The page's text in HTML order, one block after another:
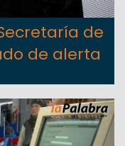
de
de alerta